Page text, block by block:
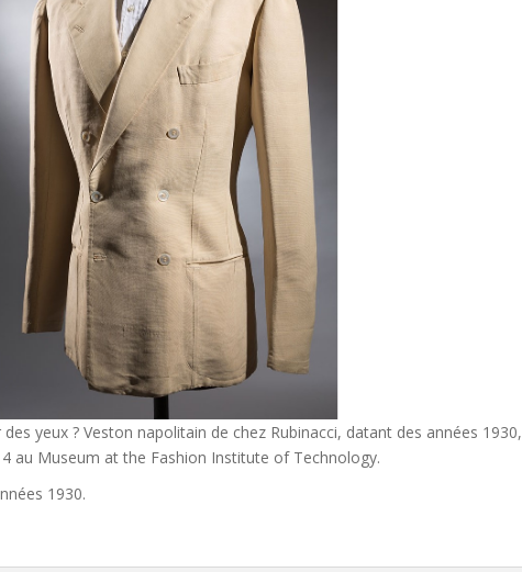
yeux ? Veston napolitain de chez Rubinacci, datant des années 1930,
au Museum at the Fashion Institute of Technology.
1930.